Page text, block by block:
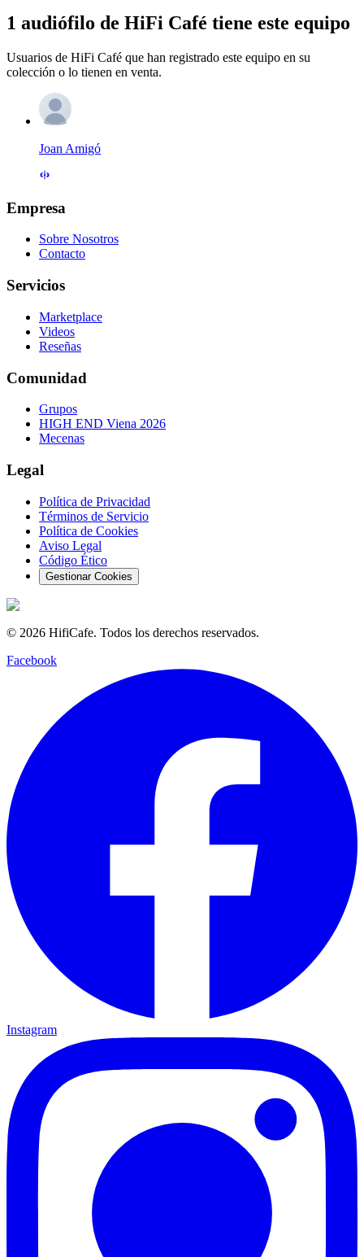
1 audiófilo de HiFi Café tiene este equipo
Usuarios de HiFi Café que han registrado este equipo en su
colección o lo tienen en venta.
Joan Amigó
Empresa
Sobre Nosotros
Contacto
Servicios
Marketplace
Videos
Reseñas
Comunidad
Grupos
HIGH END Viena 2026
Mecenas
Legal
Política de Privacidad
Términos de Servicio
Política de Cookies
Aviso Legal
Código Ético
Gestionar Cookies
© 2026 HifiCafe. Todos los derechos reservados.
Facebook
Instagram